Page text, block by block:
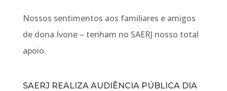
Nossos sentimentos aos familiares e amigos
de dona Ivone – tenham no SAERJ nosso total
apoio.
SAERJ REALIZA AUDIÊNCIA PÚBLICA DIA